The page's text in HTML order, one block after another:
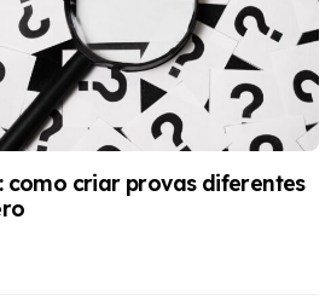
como criar provas diferentes